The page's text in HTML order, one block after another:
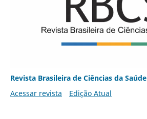
Revista Brasileira de Ciências da Saúde
Acessar revista
Edição Atual